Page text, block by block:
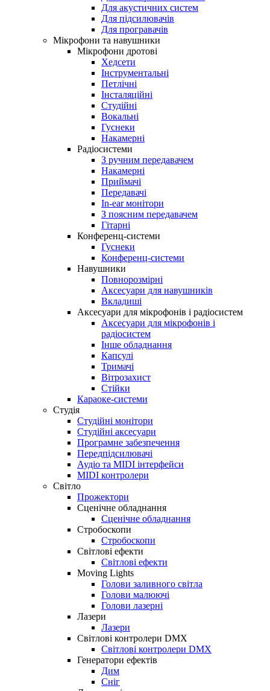
Для акустичних систем
Для підсилювачів
Для програвачів
Мікрофони та навушники
Мікрофони дротові
Хедсети
Інструментальні
Петлічні
Інсталяційні
Студійні
Вокальні
Гуснеки
Накамерні
Радіосистеми
З ручним передавачем
Накамерні
Приймачі
Передавачі
In-ear монітори
З поясним передавачем
Гітарні
Конференц-системи
Гуснеки
Конференц-системи
Навушники
Повнорозмірні
Аксесуари для навушників
Вкладиші
Аксесуари для мікрофонів і радіосистем
Аксесуари для мікрофонів і
радіосистем
Інше обладнання
Капсулі
Тримачі
Вітрозахист
Стійки
Караоке-системи
Студія
Студійні монітори
Студійні аксесуари
Програмне забезпечення
Передпідсилювачі
Аудіо та MIDI інтерфейси
MIDI контролери
Світло
Прожектори
Сценічне обладнання
Сценічне обладнання
Стробоскопи
Стробоскопи
Світлові ефекти
Світлові ефекти
Moving Lights
Голови заливного світла
Голови малюючі
Голови лазерні
Лазери
Лазери
Світлові контролери DMX
Світлові контролери DMX
Генератори ефектів
Дим
Сніг